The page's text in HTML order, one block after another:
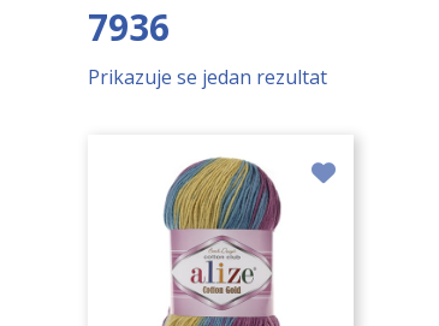
7936
Prikazuje se jedan rezultat